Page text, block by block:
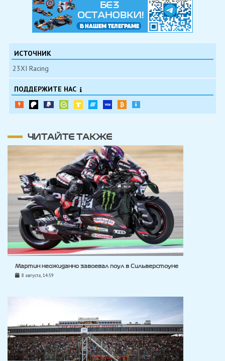
ИСТОЧНИК
23XI Racing
ПОДДЕРЖИТЕ НАС
ЧИТАЙТЕ ТАКЖЕ
Мартин неожиданно завоевал поул в Сильверстоуне
8 августа, 14:59